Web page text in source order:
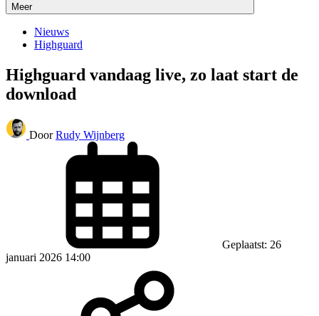
Meer
Nieuws
Highguard
Highguard vandaag live, zo laat start de
download
Door Rudy Wijnberg
Geplaatst: 26
januari 2026 14:00